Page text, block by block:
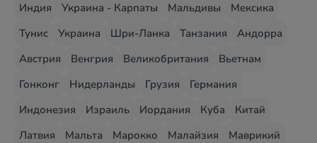
Индия
Украина - Карпаты Мальдивы
Мексика
Тунис
Украина Шри-Ланка Танзания
Андорра
Австрия
Венгрия Великобритания
Вьетнам
Гонконг
Нидерланды Грузия
Германия
Индонезия
Израиль Иордания Куба
Китай
Латвия
Мальта Марокко Малайзия
Маврикий